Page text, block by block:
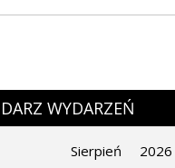
WYDARZEŃ
Sierpień
2026